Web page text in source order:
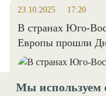
23.10.2025 17:20
В странах Юго-
Европы прошли
Мы используем